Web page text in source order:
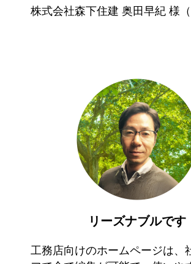
株式会社森下住建 奥田早紀 様（
リーズナブルです
工務店向けのホームページは、